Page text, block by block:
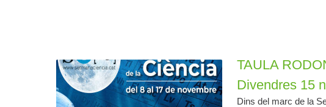
TAULA
Divendres 15
Dins del marc de la